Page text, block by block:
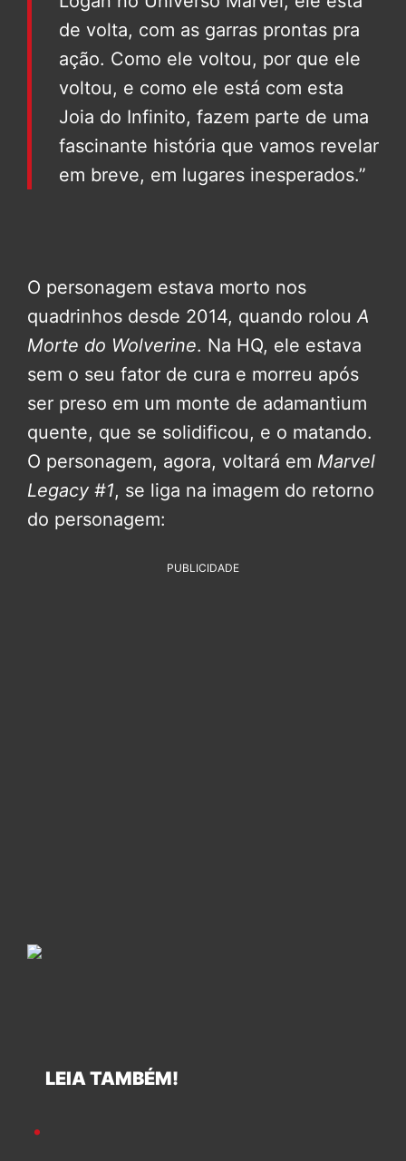
de volta, com as garras prontas pra
ação. Como ele voltou, por que ele
voltou, e como ele está com esta
Joia do Infinito, fazem parte de uma
fascinante história que vamos revelar
em breve, em lugares inesperados.”
O personagem estava morto nos
quadrinhos desde 2014, quando rolouA
Morte do Wolverine. Na HQ, ele estava
sem o seu fator de cura e morreu após
ser preso em um monte de adamantium
quente, que se solidificou, e o matando.
O personagem, agora, voltará em Marvel
Legacy #1, se liga na imagem do retorno
do personagem:
PUBLICIDADE
LEIA TAMBÉM!